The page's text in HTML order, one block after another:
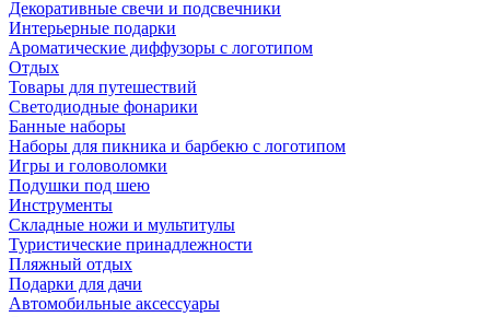
Декоративные свечи и подсвечники
Интерьерные подарки
Ароматические диффузоры с логотипом
Отдых
Товары для путешествий
Светодиодные фонарики
Банные наборы
Наборы для пикника и барбекю с логотипом
Игры и головоломки
Подушки под шею
Инструменты
Складные ножи и мультитулы
Туристические принадлежности
Пляжный отдых
Подарки для дачи
Автомобильные аксессуары